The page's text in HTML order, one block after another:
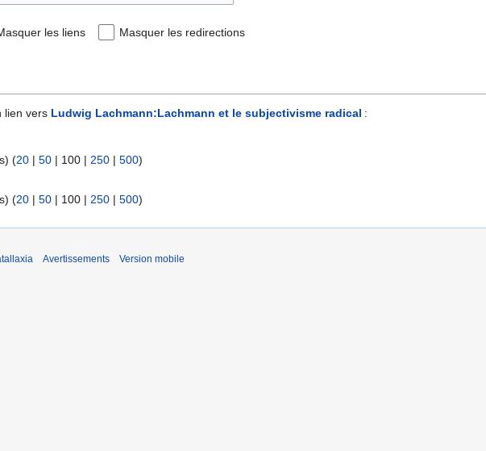
les liens Masquer les redirections
lien vers Ludwig Lachmann:Lachmann et le subjectivisme radical :
) (20 | 50 | 100 | 250 | 500)
) (20 | 50 | 100 | 250 | 500)
Avertissements Version mobile